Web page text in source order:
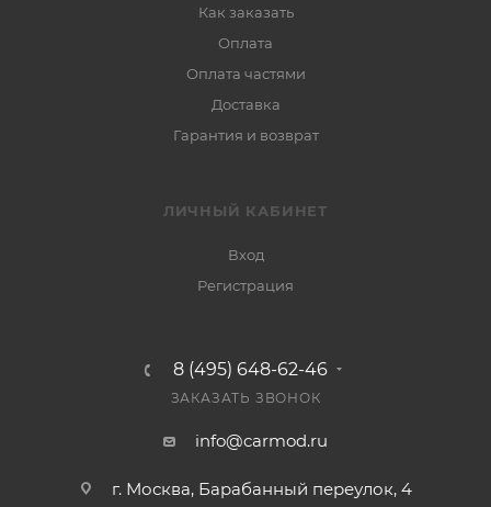
Как заказать
Оплата
Оплата частями
Доставка
Гарантия и возврат
ЛИЧНЫЙ КАБИНЕТ
Вход
Регистрация
8 (495) 648-62-46
ЗАКАЗАТЬ ЗВОНОК
info@carmod.ru
г. Москва, Барабанный переулок, 4